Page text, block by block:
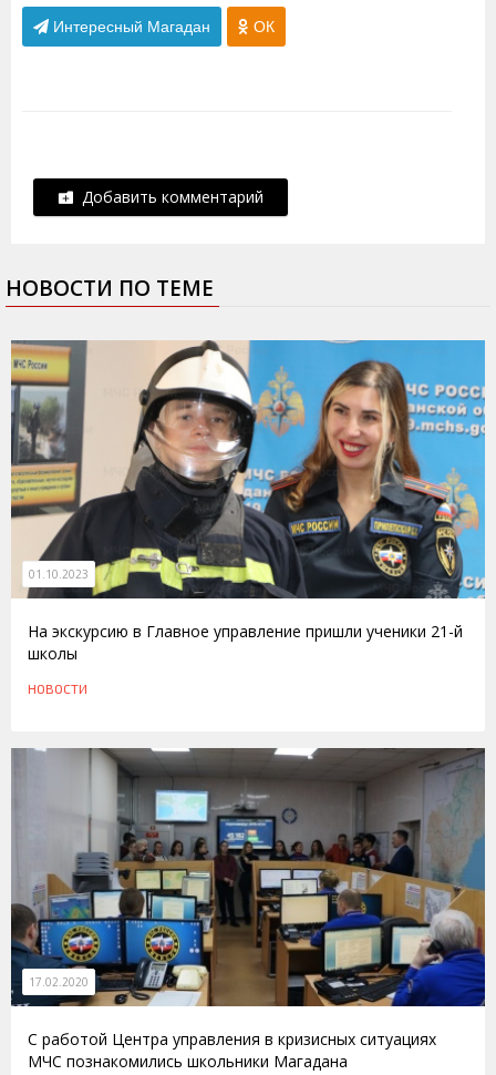
Интересный Магадан ОК
Добавить комментарий
НОВОСТИ ПО ТЕМЕ
01.10.2023
На экскурсию в Главное управление пришли ученики 21-й
школы
НОВОСТИ
17.02.2020
С работой Центра управления в кризисных ситуациях
МЧС познакомились школьники Магадана